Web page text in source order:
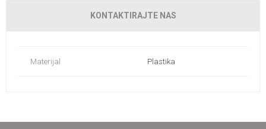
KONTAKTIRAJTE NAS
Materijal Plastika